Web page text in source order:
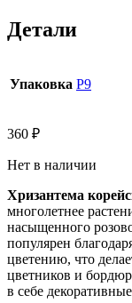
Детали
Упаковка Р9
360 ₽
Нет в наличии
Хризантема
многолетнее
насыщенного
популярен
цветению, что
цветников и
в себе